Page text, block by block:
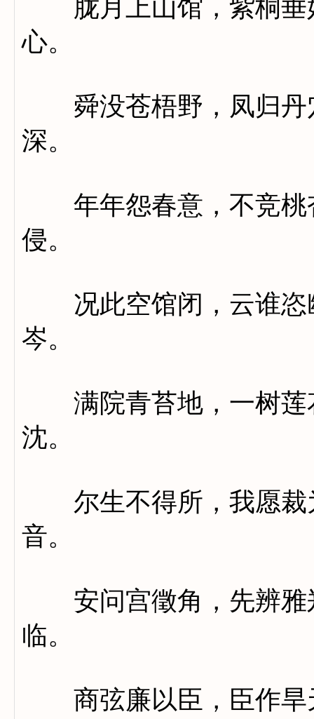
胧月上山馆，紫桐垂
心。
舜没苍梧野，凤归丹
深。
年年怨春意，不竞桃
侵。
况此空馆闭，云谁恣
岑。
满院青苔地，一树莲
沈。
尔生不得所，我愿裁
音。
安问宫徵角，先辨雅
临。
商弦廉以臣，臣作旱